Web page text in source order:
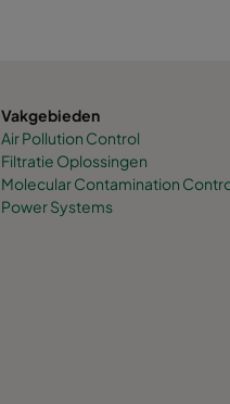
Vakgebieden
Air Pollution Control
Filtratie Oplossingen
Molecular Contamination
Power Systems